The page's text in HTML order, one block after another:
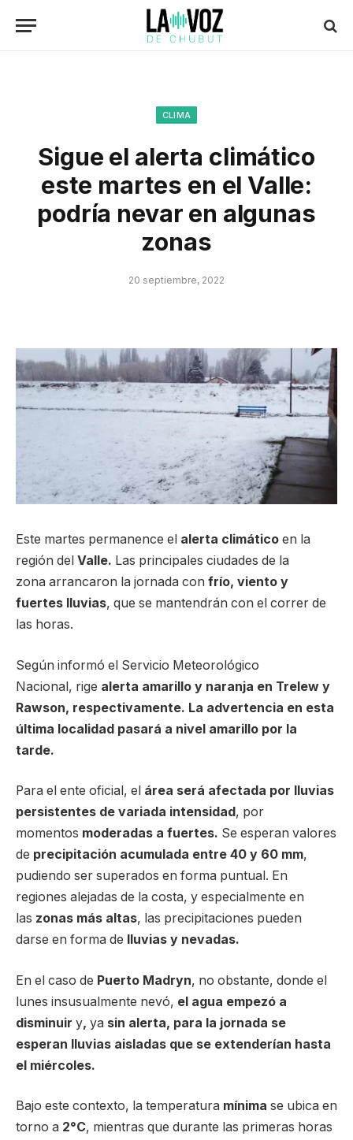
CLIMA
Sigue el alerta climático
este martes en el Valle:
podría nevar en algunas
zonas
20 septiembre, 2022
Este martes permanence el alerta climático en la
región del Valle. Las principales ciudades de la
zona arrancaron la jornada con frío, viento y
fuertes lluvias, que se mantendrán con el correr de
las horas.
Según informó el Servicio Meteorológico
Nacional, rige alerta amarillo y naranja en Trelew y
Rawson, respectivamente. La advertencia en esta
última localidad pasará a nivel amarillo por la
tarde.
Para el ente oficial, el área será afectada por lluvias
persistentes de variada intensidad , por
momentos moderadas a fuertes. Se esperan valores
de precipitación acumulada entre 40 y 60 mm,
pudiendo ser superados en forma puntual. En
regiones alejadas de la costa, y especialmente en
las zonas más altas, las precipitaciones pueden
darse en forma de
lluvias y nevadas.
En el caso de Puerto Madryn, no obstante, donde el
lunes insusualmente nevó, el agua empezó a
disminuir y, ya sin alerta, para la jornada se
esperan lluvias aisladas que se extenderían hasta
el miércoles.
Bajo este contexto, la temperatura mínima se ubica en
torno a 2°C, mientras que durante las primeras horas